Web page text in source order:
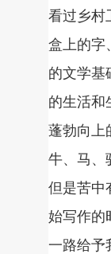
看过乡村
盒上的字
的文学基
的生活和
蓬勃向上
牛、马、
但是苦中
始写作的
一路给予